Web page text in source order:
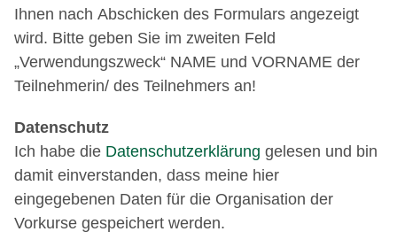
Ihnen nach Abschicken des Formulars angezeigt
wird. Bitte geben Sie im zweiten Feld
„Verwendungszweck“ NAME und VORNAME der
Teilnehmerin/ des Teilnehmers an!
Datenschutz
Ich habe die Datenschutzerklärung gelesen und bin
damit einverstanden, dass meine hier
eingegebenen Daten für die Organisation der
Vorkurse gespeichert werden.